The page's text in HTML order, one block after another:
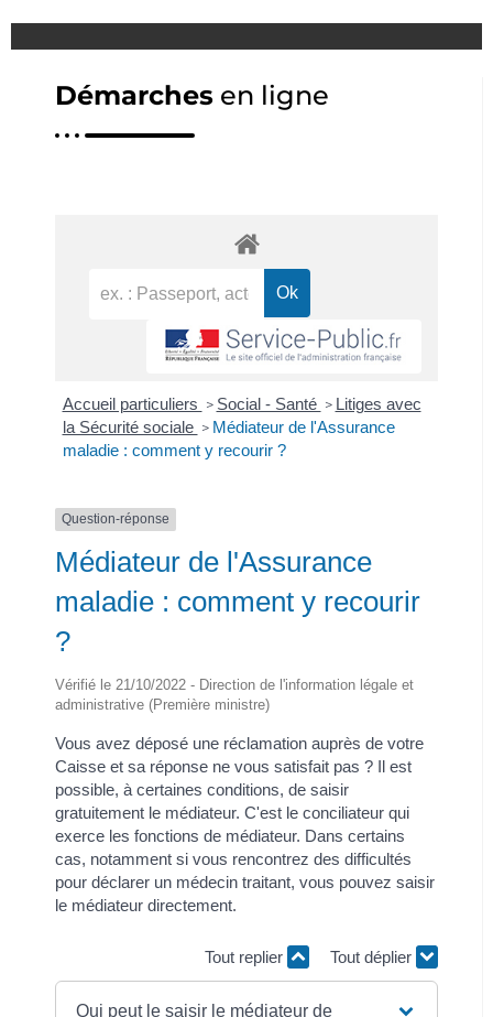
Démarches en ligne
Accueil particuliers > Social - Santé > Litiges avec
la Sécurité sociale > Médiateur de l'Assurance
maladie : comment y recourir ?
Question-réponse
Médiateur de l'Assurance
maladie : comment y recourir
?
Vérifié le 21/10/2022 - Direction de l'information légale et
administrative (Première ministre)
Vous avez déposé une réclamation auprès de votre
Caisse et sa réponse ne vous satisfait pas ? Il est
possible, à certaines conditions, de saisir
gratuitement le médiateur. C'est le conciliateur qui
exerce les fonctions de médiateur. Dans certains
cas, notamment si vous rencontrez des difficultés
pour déclarer un médecin traitant, vous pouvez saisir
le médiateur directement.
Tout replier Tout déplier
Qui peut le saisir le médiateur de